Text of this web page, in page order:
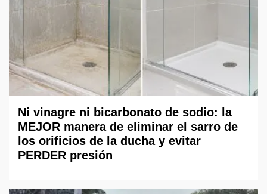
Ni vinagre ni bicarbonato de sodio: la
MEJOR manera de eliminar el sarro de
los orificios de la ducha y evitar
PERDER presión